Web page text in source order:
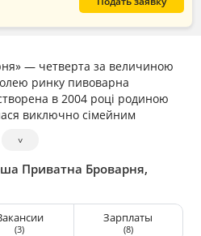
— четверта за величиною
ринку пивоварна
в 2004 році родиною
виключно сімейним
броварня» здійснює
– у Львові та в Радомишлі
гл пива в рік. Найбільшим
бізнесмен Андрій
пакет належить ЄБРР.
˅
Приватна Броварня,
(3)
Зарплаты
(8)